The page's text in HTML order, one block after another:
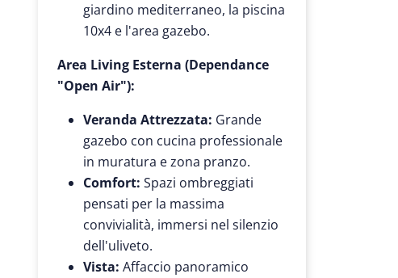
giardino mediterraneo, la piscina
10x4 e l'area gazebo.
Area Living Esterna (Dependance
"Open Air"):
Veranda Attrezzata: Grande
gazebo con cucina professionale
in muratura e zona pranzo.
Comfort: Spazi ombreggiati
pensati per la massima
convivialità, immersi nel silenzio
dell'uliveto.
Vista: Affaccio panoramico